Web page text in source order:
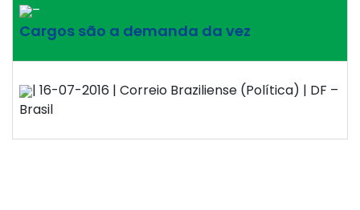
–
Cargos são a demanda da vez
| 16-07-2016 | Correio Braziliense (Política) | DF –
Brasil